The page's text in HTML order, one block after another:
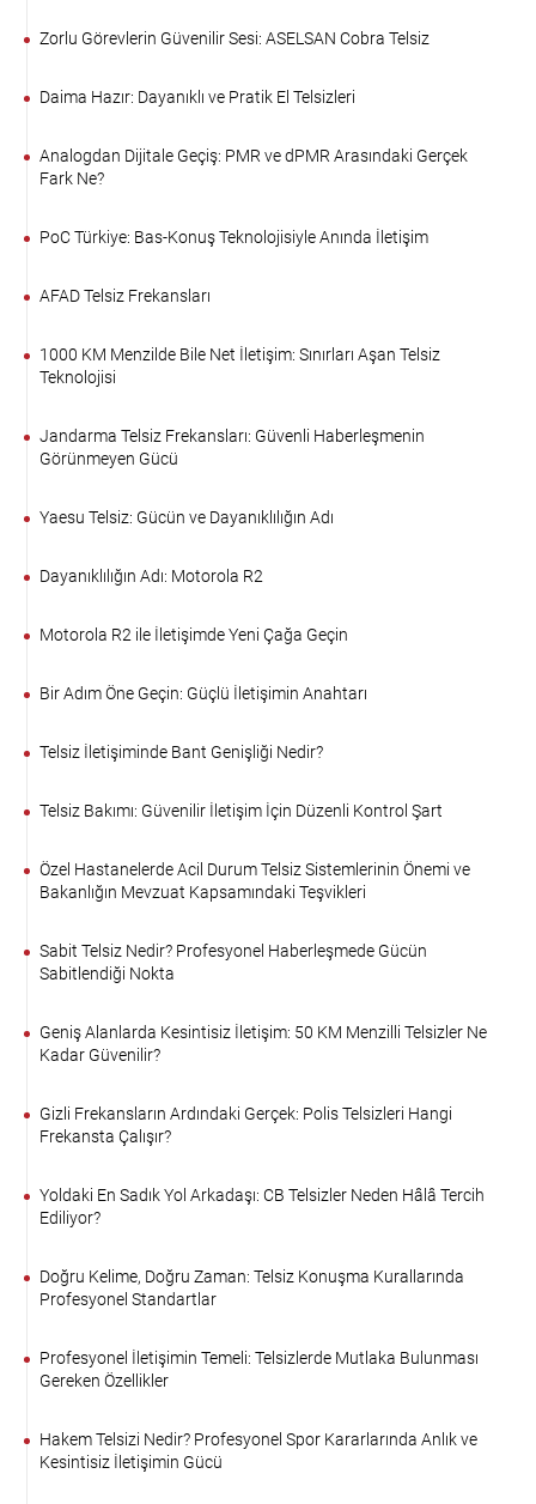
Zorlu Görevlerin Güvenilir Sesi: ASELSAN Cobra Telsiz
Daima Hazır: Dayanıklı ve Pratik El Telsizleri
Analogdan Dijitale Geçiş: PMR ve dPMR Arasındaki Gerçek
Fark Ne?
PoC Türkiye: Bas-Konuş Teknolojisiyle Anında İletişim
AFAD Telsiz Frekansları
1000 KM Menzilde Bile Net İletişim: Sınırları Aşan Telsiz
Teknolojisi
Jandarma Telsiz Frekansları: Güvenli Haberleşmenin
Görünmeyen Gücü
Yaesu Telsiz: Gücün ve Dayanıklılığın Adı
Dayanıklılığın Adı: Motorola R2
Motorola R2 ile İletişimde Yeni Çağa Geçin
Bir Adım Öne Geçin: Güçlü İletişimin Anahtarı
Telsiz İletişiminde Bant Genişliği Nedir?
Telsiz Bakımı: Güvenilir İletişim İçin Düzenli Kontrol Şart
Özel Hastanelerde Acil Durum Telsiz Sistemlerinin Önemi ve
Bakanlığın Mevzuat Kapsamındaki Teşvikleri
Sabit Telsiz Nedir? Profesyonel Haberleşmede Gücün
Sabitlendiği Nokta
Geniş Alanlarda Kesintisiz İletişim: 50 KM Menzilli Telsizler Ne
Kadar Güvenilir?
Gizli Frekansların Ardındaki Gerçek: Polis Telsizleri Hangi
Frekansta Çalışır?
Yoldaki En Sadık Yol Arkadaşı: CB Telsizler Neden Hâlâ Tercih
Ediliyor?
Doğru Kelime, Doğru Zaman: Telsiz Konuşma Kurallarında
Profesyonel Standartlar
Profesyonel İletişimin Temeli: Telsizlerde Mutlaka Bulunması
Gereken Özellikler
Hakem Telsizi Nedir? Profesyonel Spor Kararlarında Anlık ve
Kesintisiz İletişimin Gücü